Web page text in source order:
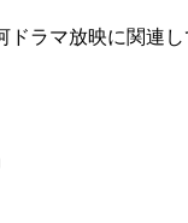
ラマ放映に関連